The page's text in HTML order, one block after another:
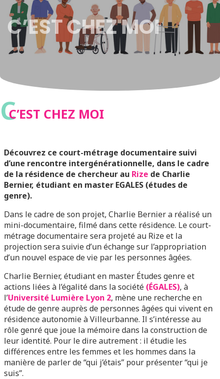
C’EST CHEZ MOI
CC’EST CHEZ MOI
Découvrez ce court-métrage documentaire suivi
d’une rencontre intergénérationnelle, dans le cadre
de la résidence de chercheur au Rize de Charlie
Bernier, étudiant en master EGALES (études de
genre).
Dans le cadre de son projet, Charlie Bernier a réalisé un
mini-documentaire, filmé dans cette résidence. Le court-
métrage documentaire sera projeté au Rize et la
projection sera suivie d’un échange sur l’appropriation
d’un nouvel espace de vie par les personnes âgées.
Charlie Bernier, étudiant en master Études genre et
actions liées à l’égalité dans la société (ÉGALES), à
l’Université Lumière Lyon 2, mène une recherche en
étude de genre auprès de personnes âgées qui vivent en
résidence autonomie à Villeurbanne. Il s’intéresse au
rôle genré que joue la mémoire dans la construction de
leur identité. Pour le dire autrement : il étudie les
différences entre les femmes et les hommes dans la
manière de parler de “qui j’étais” pour présenter “qui je
suis”.